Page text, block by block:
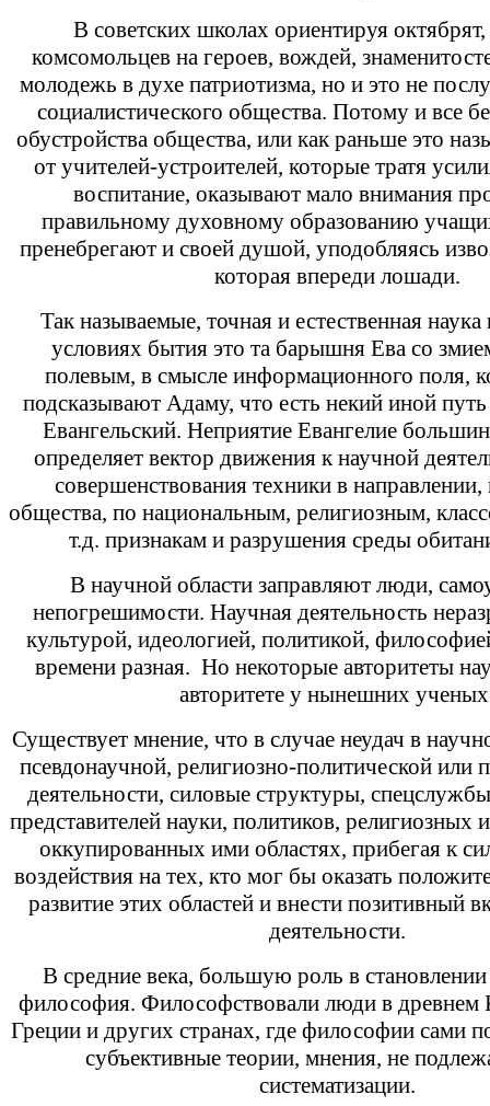
В советских школах ориентируя
комсомольцев на героев, вождей,
молодежь в духе патриотизма, но и это не
социалистического общества. Потому и все
обустройства общества, или как раньше это
от учителей-устроителей, которые тратя
воспитание, оказывают мало внимания
правильному духовному образованию
пренебрегают и своей душой, уподобляясь
которая впереди лошади.
Так называемые, точная и естественная
условиях бытия это та барышня Ева со
полевым, в смысле информационного поля,
подсказывают Адаму, что есть некий иной путь
Евангельский. Неприятие Евангелие
определяет вектор движения к научной
совершенствования техники в
общества, по национальным, религиозным,
т.д. признакам и разрушения среды
В научной области заправляют люди,
непогрешимости. Научная деятельность
культурой, идеологией, политикой,
времени разная. Но некоторые авторитеты
авторитете у нынешних
Существует мнение, что в случае неудач в
псевдонаучной, религиозно-политической или
деятельности, силовые структуры,
представителей науки, политиков, религиозных
оккупированных ими областях, прибегая к
воздействия на тех, кто мог бы оказать
развитие этих областей и внести позитивный
деятельности.
В средние века, большую роль в
философия. Философствовали люди в древнем
Греции и других странах, где философии сами
субъективные теории, мнения, не
систематизации.